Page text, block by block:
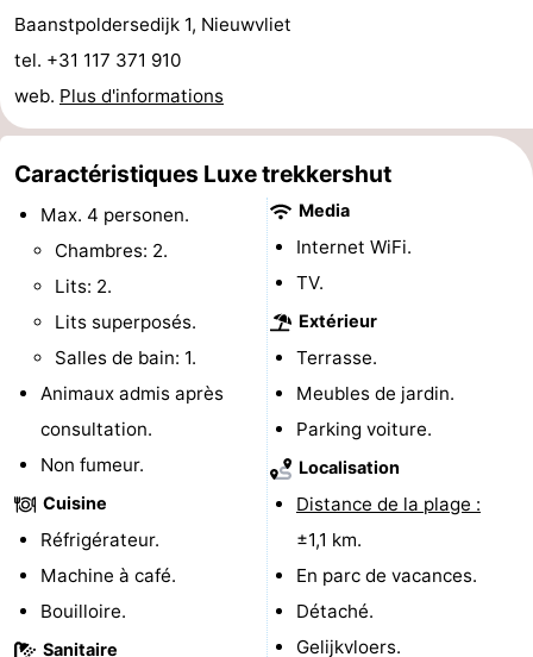
vue
Croisières
-
Terrains
de
-
Aires
jeux
intérieures
-
Parcours
mini-
Centres
bien-
Villages
Nature
-
Piscines
-
Faire
-
Randonnée
Baanstpoldersedijk 1, Nieuwvliet
tel. +31 117 371 910
web. Plus d'informations
Caractéristiques Luxe trekkershut
Max. 4 personen.
Chambres: 2.
Lits: 2.
Lits superposés.
Salles de bain: 1.
Animaux admis après
consultation.
Non fumeur.
Cuisine
Réfrigérateur.
Machine à café.
Bouilloire.
Sanitaire
Media
Internet WiFi.
TV.
Extérieur
Terrasse.
Meubles de jardin.
Parking voiture.
Localisation
Distance de la plage :
±1,1 km.
En parc de vacances.
Détaché.
Gelijkvloers.